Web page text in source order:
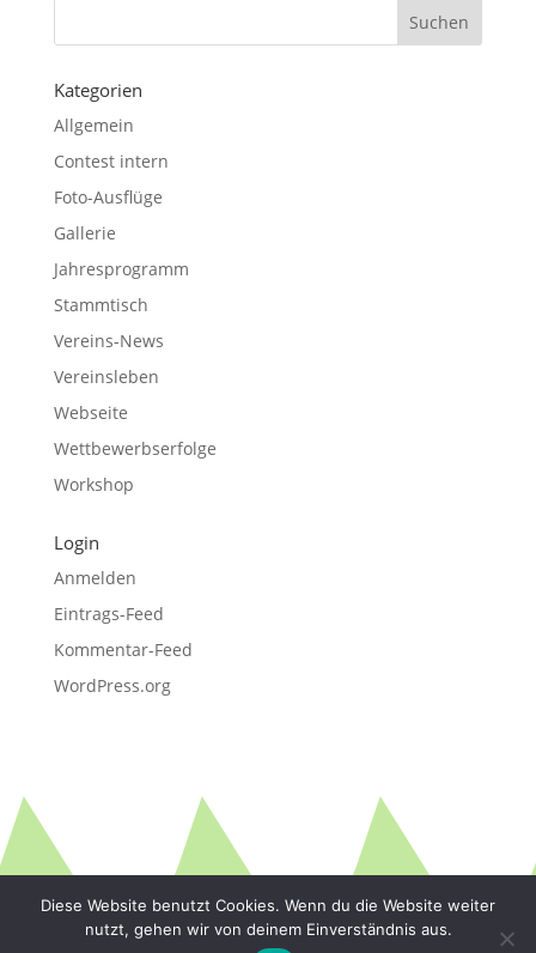
Kategorien
Allgemein
Contest intern
Foto-Ausflüge
Gallerie
Jahresprogramm
Stammtisch
Vereins-News
Vereinsleben
Webseite
Wettbewerbserfolge
Workshop
Login
Anmelden
Eintrags-Feed
Kommentar-Feed
WordPress.org
Diese Website benutzt Cookies. Wenn du die Website weiter
nutzt, gehen wir von deinem Einverständnis aus.